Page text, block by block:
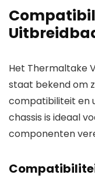
Het Thermaltake
staat bekend om
compatibiliteit en
chassis is ideaal
componenten